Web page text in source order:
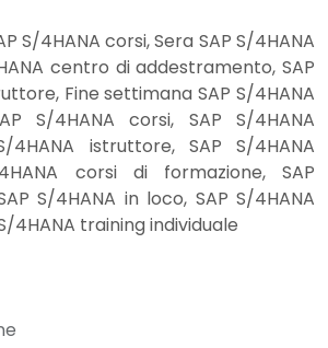
S/4HANA corsi, Sera SAP S/4HANA
centro di addestramento, SAP
Fine settimana SAP S/4HANA
S/4HANA corsi, SAP S/4HANA
4HANA istruttore, SAP S/4HANA
corsi di formazione, SAP
S/4HANA in loco, SAP S/4HANA
4HANA training individuale